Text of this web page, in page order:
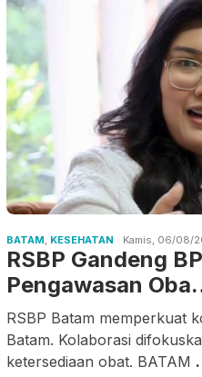
BATAM, KESEHATAN Kamis, 06/08/
RSBP Gandeng
Pengawasan
RSBP Batam memperkuat
Batam. Kolaborasi
ketersediaan obat. BATAM .